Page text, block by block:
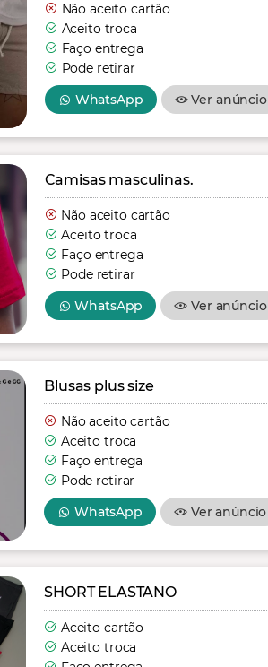
Não aceito cartão
Aceito troca
Faço entrega
Pode retirar
WhatsApp
Ver anúncio
Camisas masculinas.
Não aceito cartão
Aceito troca
Faço entrega
Pode retirar
WhatsApp
Ver anúncio
Blusas plus size
Não aceito cartão
Aceito troca
Faço entrega
Pode retirar
WhatsApp
Ver anúncio
SHORT ELASTANO
Aceito cartão
Aceito troca